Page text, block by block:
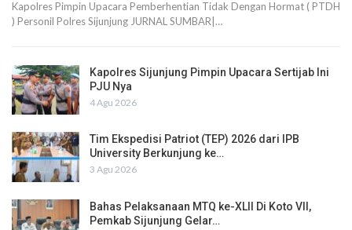
Kapolres Pimpin Upacara Pemberhentian Tidak Dengan Hormat ( PTDH
) Personil Polres Sijunjung JURNAL SUMBAR|…
Kapolres Sijunjung Pimpin Upacara Sertijab Ini
PJU Nya
4 Agu 2026
Tim Ekspedisi Patriot (TEP) 2026 dari IPB
University Berkunjung ke…
3 Agu 2026
Bahas Pelaksanaan MTQ ke-XLII Di Koto VII,
Pemkab Sijunjung Gelar…